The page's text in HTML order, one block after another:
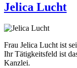
Jelica Lucht
Frau Jelica Lucht ist
Ihr Tätigkeitsfeld ist
Kanzlei.